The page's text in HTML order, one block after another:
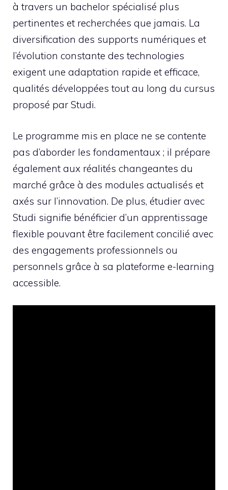
à travers un bachelor spécialisé plus
pertinentes et recherchées que jamais. La
diversification des supports numériques et
l’évolution constante des technologies
exigent une adaptation rapide et efficace,
qualités développées tout au long du cursus
proposé par Studi.
Le programme mis en place ne se contente
pas d’aborder les fondamentaux ; il prépare
également aux réalités changeantes du
marché grâce à des modules actualisés et
axés sur l’innovation. De plus, étudier avec
Studi signifie bénéficier d’un apprentissage
flexible pouvant être facilement concilié avec
des engagements professionnels ou
personnels grâce à sa plateforme e-learning
accessible.